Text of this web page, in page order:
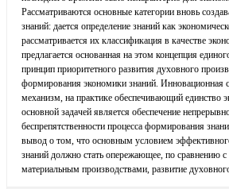
Рассматриваются основные категории вновь
знаний: дается определение знаний как
рассматривается их классификация в качестве
предлагается основанная на этом концепция
принцип приоритетного развития духовного
формирования экономики знаний. Инновационная
механизм, на практике обеспечивающий единство
основной задачей является обеспечение
беспрепятственности процесса формирования
вывод о том, что основным условием
знаний должно стать опережающее, по сравнению
материальным производствами, развитие